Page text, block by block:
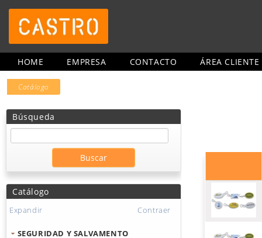
HOME EMPRESA CONTACTO ÁREA CLIENTE
Catálogo
Búsqueda
Catálogo
Expandir Contraer
SEGURIDAD Y SALVAMENTO